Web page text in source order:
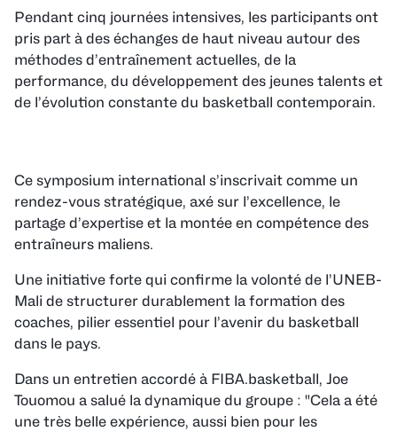
Pendant cinq journées intensives, les participants ont
pris part à des échanges de haut niveau autour des
méthodes d’entraînement actuelles, de la
performance, du développement des jeunes talents et
de l’évolution constante du basketball contemporain.
Ce symposium international s’inscrivait comme un
rendez-vous stratégique, axé sur l’excellence, le
partage d’expertise et la montée en compétence des
entraîneurs maliens.
Une initiative forte qui confirme la volonté de l’UNEB-
Mali de structurer durablement la formation des
coaches, pilier essentiel pour l’avenir du basketball
dans le pays.
Dans un entretien accordé à FIBA.basketball, Joe
Touomou a salué la dynamique du groupe : "Cela a été
une très belle expérience, aussi bien pour les